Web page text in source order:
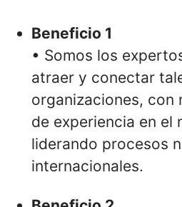
Beneficio 1
• Somos los
atraer y conectar
organizaciones, con
de experiencia en el
liderando procesos
internacionales.